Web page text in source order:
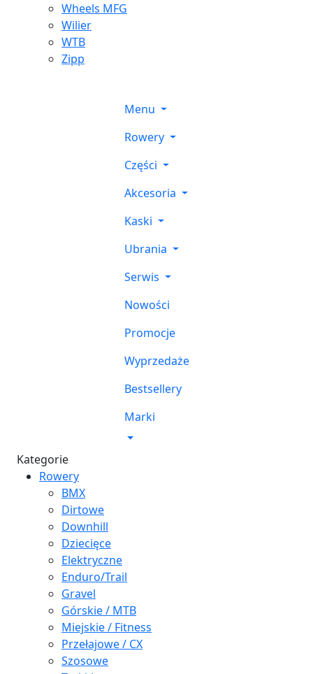
Wheels MFG
Wilier
WTB
Zipp
Menu
Rowery
Części
Akcesoria
Kaski
Ubrania
Serwis
Nowości
Promocje
Wyprzedaże
Bestsellery
Marki
Kategorie
Rowery
BMX
Dirtowe
Downhill
Dziecięce
Elektryczne
Enduro/Trail
Gravel
Górskie / MTB
Miejskie / Fitness
Przełajowe / CX
Szosowe